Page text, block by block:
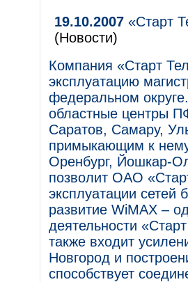
19.10.2007 «Старт
(Новости)
Компания «Старт
эксплуатацию
федеральном
областные центры
Саратов, Самару,
примыкающим к
Оренбург, Йошкар-
позволит ОАО
эксплуатации сетей
развитие WiMAX –
деятельности
также входит
Новгород и
способствует